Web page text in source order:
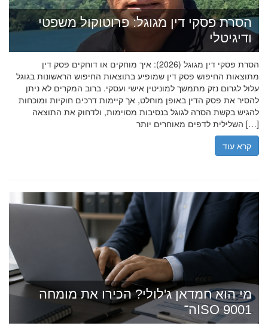
הסרת פסקי דין מגוגל: פרוטוקול משפטי
ודיגיטלי
הסרת פסקי דין מגוגל (2026): איך מוחקים או דוחקים פסק דין
מתוצאות החיפוש פסק דין שמופיע בתוצאות החיפוש הראשונות בגוגל
עלול לגרום נזק מתמשך למוניטין אישי ועסקי. ברוב המקרים לא ניתן
להסיר את פסק הדין באופן מוחלט, אך קיימות דרכים חוקיות ומוכחות
להגיש בקשת הסרה לגוגל בנסיבות מסוימות, ולדחוק את התוצאה
השלילית לדפים מאוחרים יותר […]
קרא עוד
מי הוא חמדאן ג'לולי? הכירו את מומחה
ה־ISO 9001